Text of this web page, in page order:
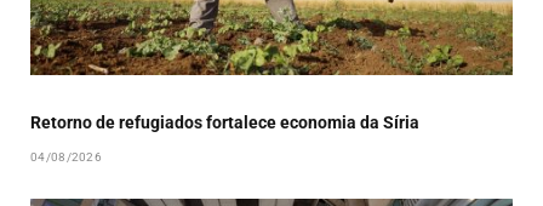
Retorno de refugiados fortalece economia da Síria
04/08/2026